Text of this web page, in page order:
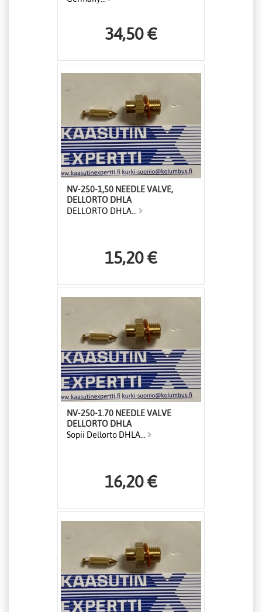
34,50 €
NV-250-1,50 NEEDLE VALVE,
DELLORTO DHLA
DELLORTO DHLA...
15,20 €
NV-250-1.70 NEEDLE VALVE
DELLORTO DHLA
Sopii Dellorto DHLA...
16,20 €